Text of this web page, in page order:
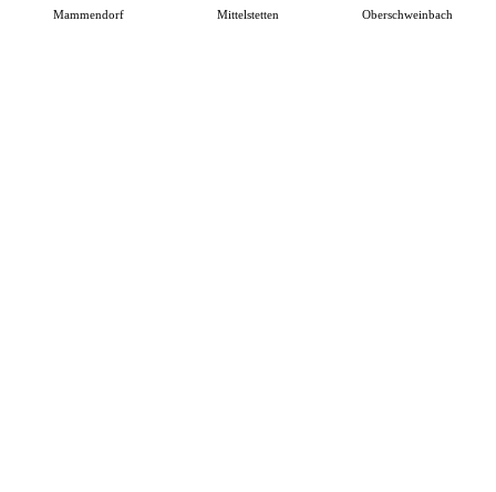
Mammendorf Mittelstetten Oberschweinbach